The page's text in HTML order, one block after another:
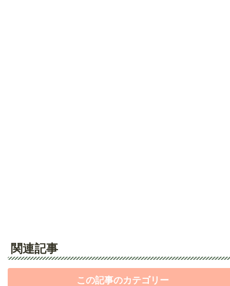
関連記事
この記事のカテゴリー